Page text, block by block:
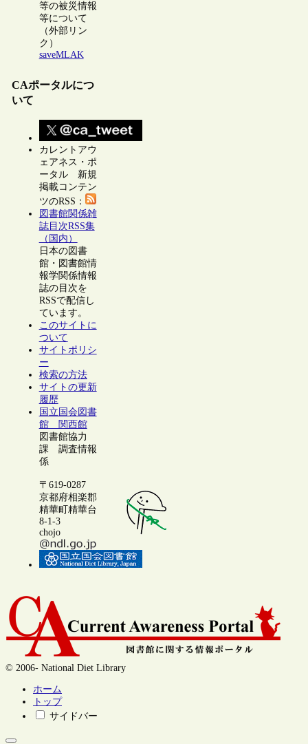
等の被災情報
等について
（外部リン
ク）
saveMLAK
CAポータルにつ
いて
カレントアウ
ェアネス・ポ
ータル 新規
掲載コンテン
ツのRSS：
図書館関係雑
誌目次RSS集
（国内）
日本の図書
館・図書館情
報学関係情報
誌の目次を
RSSで配信し
ています。
このサイトに
ついて
サイトポリシ
ー
検索の方法
サイトの更新
履歴
国立国会図書
館 関西館
図書館協力
課 調査情報
係
〒619-0287
京都府相楽郡
精華町精華台
8-1-3
chojo
© 2006- National Diet Library
ホーム
トップ
サイドバー